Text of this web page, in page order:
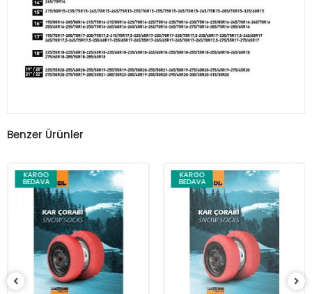
Benzer Ürünler
KARGO
BEDAVA
KARGO
BEDAVA